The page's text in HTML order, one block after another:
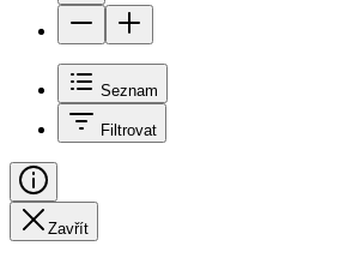
Seznam
Filtrovat
Zavřít